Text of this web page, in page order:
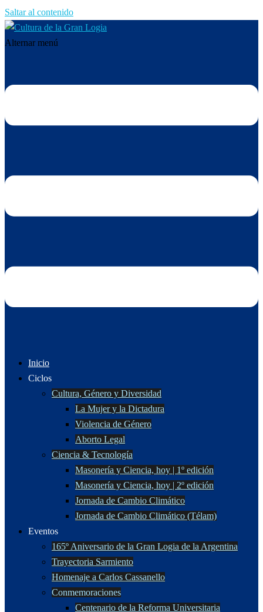
Saltar al contenido
Alternar menú
Inicio
Ciclos
Cultura, Género y Diversidad
La Mujer y la Dictadura
Violencia de Género
Aborto Legal
Ciencia & Tecnología
Masonería y Ciencia, hoy | 1º edición
Masonería y Ciencia, hoy | 2º edición
Jornada de Cambio Climático
Jornada de Cambio Climático (Télam)
Eventos
165º Aniversario de la Gran Logia de la Argentina
Trayectoria Sarmiento
Homenaje a Carlos Cassanello
Conmemoraciones
Centenario de la Reforma Universitaria